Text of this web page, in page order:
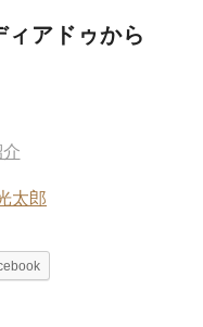
アドゥから
太郎